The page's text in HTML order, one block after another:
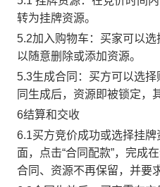
转为挂牌资源。
5.2加入购物车：买家可以
以随意删除或添加资源。
5.3生成合同：买方可以选
同生成后，资源即被锁定，
6结算和交收
6.1买方竞价成功或选择挂
面，点击“合同配款”，完成
合同、资源不再保留，并要